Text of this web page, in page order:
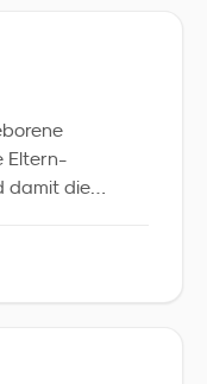
Eltern-
damit die